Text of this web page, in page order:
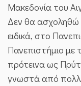
Μακεδονία του
Δεν θα
ειδικά, στο
Πανεπιστήμιο με
πρότεινα ως
γνωστά από